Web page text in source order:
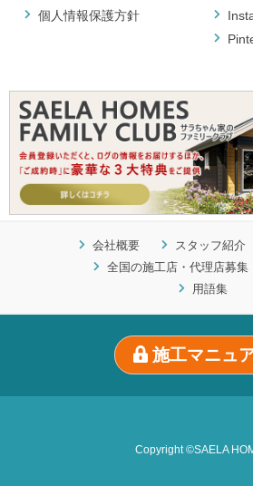
個人情報保護方針
会社概要 スタッフ紹介
全国の施工店・代理店募集
用語集
施工マニュ
Copyright ©SAELA